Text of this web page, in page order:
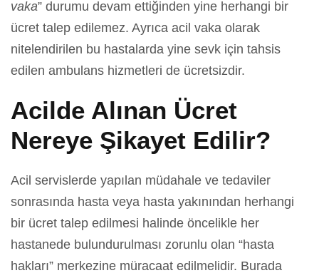
vaka” durumu devam ettiğinden yine herhangi bir
ücret talep edilemez. Ayrıca acil vaka olarak
nitelendirilen bu hastalarda yine sevk için tahsis
edilen ambulans hizmetleri de ücretsizdir.
Acilde Alınan Ücret
Nereye Şikayet Edilir?
Acil servislerde yapılan müdahale ve tedaviler
sonrasında hasta veya hasta yakınından herhangi
bir ücret talep edilmesi halinde öncelikle her
hastanede bulundurulması zorunlu olan “hasta
hakları” merkezine müracaat edilmelidir. Burada